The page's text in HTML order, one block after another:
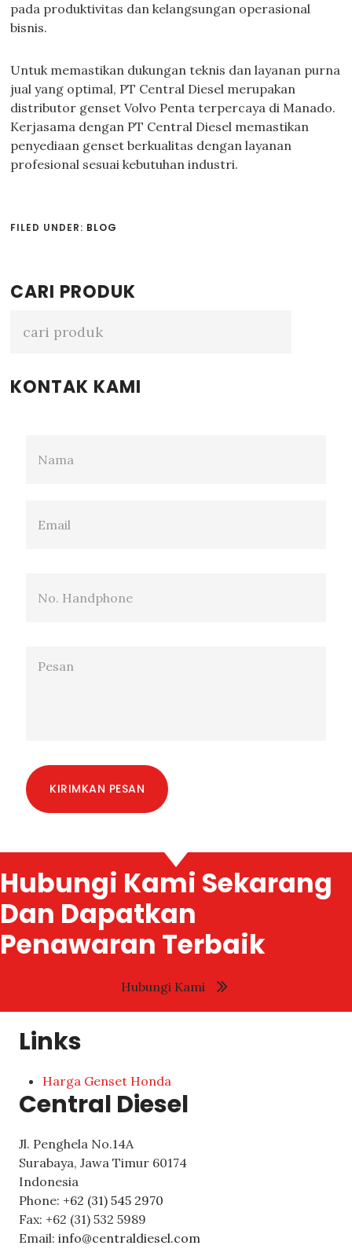
pada produktivitas dan kelangsungan operasional
bisnis.
Untuk memastikan dukungan teknis dan layanan purna
jual yang optimal, PT Central Diesel merupakan
distributor genset Volvo Penta terpercaya di Manado.
Kerjasama dengan PT Central Diesel memastikan
penyediaan genset berkualitas dengan layanan
profesional sesuai kebutuhan industri.
FILED UNDER: BLOG
Primary
Sidebar
CARI PRODUK
KONTAK KAMI
KIRIMKAN PESAN
Hubungi Kami Sekarang
Dan Dapatkan
Penawaran Terbaik
Hubungi Kami
Links
Harga Genset Honda
Central Diesel
Jl. Penghela No.14A
Surabaya, Jawa Timur 60174
Indonesia
Phone: +62 (31) 545 2970
Fax: +62 (31) 532 5989
Email: info@centraldiesel.com